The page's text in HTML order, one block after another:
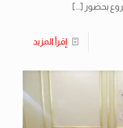
بحضور […]
إقرأ المزيد